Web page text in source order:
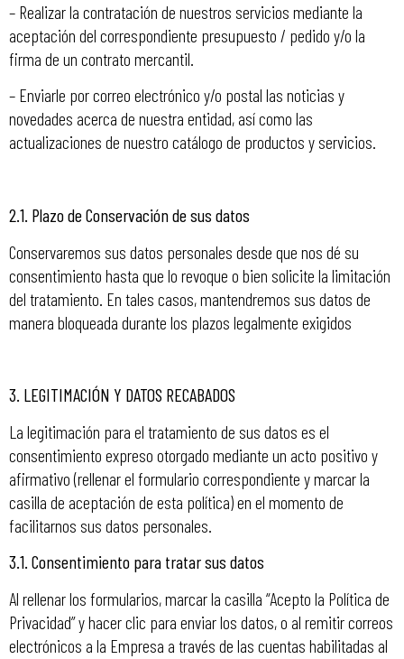
– Realizar la contratación de nuestros servicios mediante la
aceptación del correspondiente presupuesto / pedido y/o la
firma de un contrato mercantil.
– Enviarle por correo electrónico y/o postal las noticias y
novedades acerca de nuestra entidad, así como las
actualizaciones de nuestro catálogo de productos y servicios.
2.1. Plazo de Conservación de sus datos
Conservaremos sus datos personales desde que nos dé su
consentimiento hasta que lo revoque o bien solicite la limitación
del tratamiento. En tales casos, mantendremos sus datos de
manera bloqueada durante los plazos legalmente exigidos
3. LEGITIMACIÓN Y DATOS RECABADOS
La legitimación para el tratamiento de sus datos es el
consentimiento expreso otorgado mediante un acto positivo y
afirmativo (rellenar el formulario correspondiente y marcar la
casilla de aceptación de esta política) en el momento de
facilitarnos sus datos personales.
3.1. Consentimiento para tratar sus datos
Al rellenar los formularios, marcar la casilla “Acepto la Política de
Privacidad” y hacer clic para enviar los datos, o al remitir correos
electrónicos a la Empresa a través de las cuentas habilitadas al